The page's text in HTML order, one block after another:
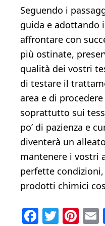
Seguendo i
guida e adottando
affrontare con
più ostinate,
qualità dei vostri
di testare il
area e di
soprattutto sui
po’ di pazienza e
diventerà un
mantenere i vostri
perfette
prodotti chimici
Facebook